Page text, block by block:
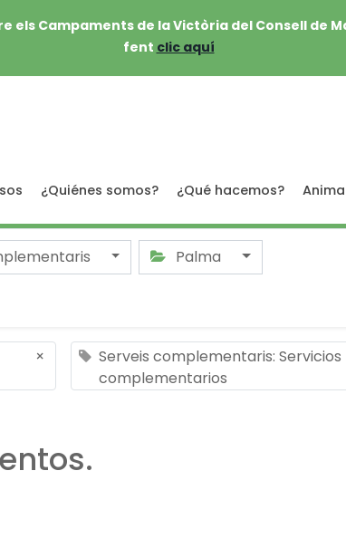
Campaments de la Victòria del Consell de
fent clic aquí
¿Quiénes somos? ¿Qué hacemos?
Palma
×
Serveis complementaris: Servicios
complementarios